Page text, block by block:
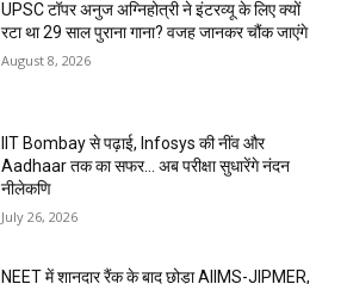
UPSC टॉपर अनुज अग्निहोत्री ने इंटरव्यू के लिए क्यों
रटा था 29 साल पुराना गाना? वजह जानकर चौंक जाएंगे
August 8, 2026
IIT Bombay से पढ़ाई, Infosys की नींव और
Aadhaar तक का सफर… अब परीक्षा सुधारेंगे नंदन
नीलेकणि
July 26, 2026
NEET में शानदार रैंक के बाद छोड़ा AIIMS-JIPMER,